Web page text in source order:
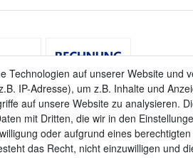
Technologien auf unserer Website und
IP-Adresse), um z.B. Inhalte und
auf unsere Website zu analysieren.
mit Dritten, die wir in den
oder aufgrund eines
das Recht, nicht einzuwilligen und